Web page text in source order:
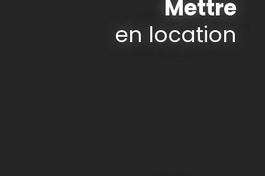
Mettre
en location